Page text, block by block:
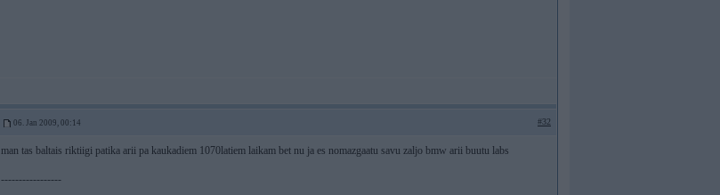
06. Jan 2009, 00:14 #32
man tas baltais riktiigi patika arii pa kaukadiem 1070latiem laikam bet nu ja es nomazgaatu savu zaljo bmw arii buutu labs
-----------------